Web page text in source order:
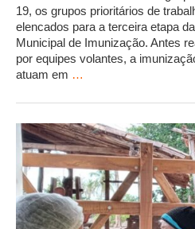
19, os grupos prioritários de
elencados para a terceira etapa
Municipal de Imunização. Antes
por equipes volantes, a
atuam em …